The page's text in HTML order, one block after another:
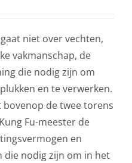
niet over vechten,
vakmanschap, de
die nodig zijn om
en te verwerken.
de twee torens
Fu-meester de
en
die nodig zijn om in het